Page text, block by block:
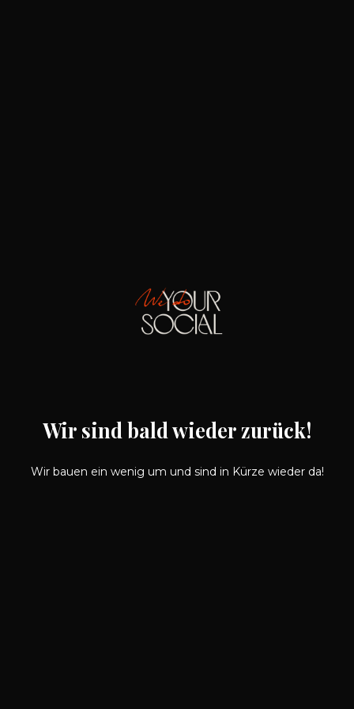
Wir sind bald wieder zurück!
Wir bauen ein wenig um und sind in Kürze wieder da!